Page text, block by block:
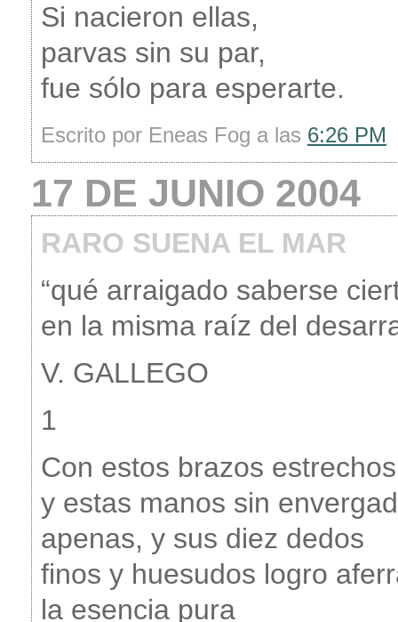
Si nacieron ellas,
parvas sin su par,
fue sólo para esperarte.
Escrito por Eneas Fog a las 6:26 PM
17 DE JUNIO 2004
RARO SUENA EL MAR
“qué arraigado saberse
en la misma raíz del
V. GALLEGO
1
Con estos brazos estrechos
y estas manos sin
apenas, y sus diez dedos
finos y huesudos logro
la esencia pura